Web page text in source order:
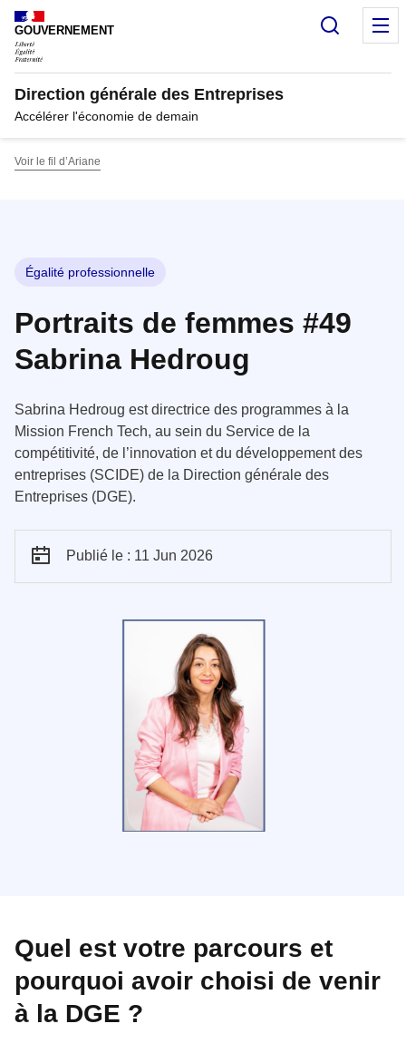
Panneau de gestion des cookies
GOUVERNEMENT
Direction générale des Entreprises
Accélérer l'économie de demain
Voir le fil d’Ariane
Égalité professionnelle
Portraits de femmes #49
Sabrina Hedroug
Sabrina Hedroug est directrice des programmes à la
Mission French Tech, au sein du Service de la
compétitivité, de l’innovation et du développement des
entreprises (SCIDE) de la Direction générale des
Entreprises (DGE).
Publié le : 11 Jun 2026
Quel est votre parcours et
pourquoi avoir choisi de venir
à la DGE ?